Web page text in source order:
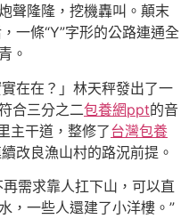
聲隆隆，挖機轟叫。顛末
一條“Y”字形的公路連通全
。
在在？」林天秤發出了一
合三分之二包養網ppt的音
主干道，整修了台灣包養
改良漁山村的路況前提。
需求靠人扛下山，可以直
，一些人還建了小洋樓。”